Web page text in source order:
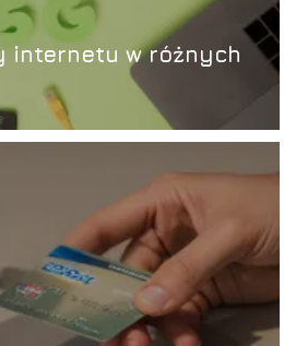
internetu w różnych